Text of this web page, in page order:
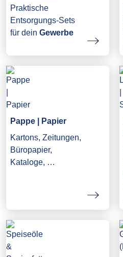
Praktische
Entsorgungs-Sets
für dein Gewerbe
Pappe | Papier
Kartons, Zeitungen,
Büropapier,
Kataloge, …